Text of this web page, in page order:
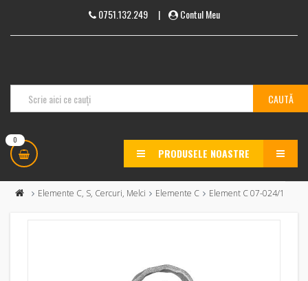
0751.132.249| Contul Meu
0
PRODUSELE NOASTRE MENU
Elemente C, S, Cercuri, Melci Elemente C Element C 07-024/1